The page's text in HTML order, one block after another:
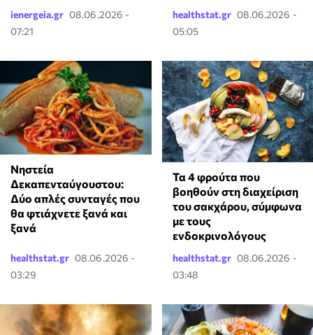
ienergeia.gr 08.06.2026 -
07:21
healthstat.gr 08.06.2026 -
05:05
Νηστεία
Δεκαπενταύγουστου:
Δύο απλές συνταγές που
θα φτιάχνετε ξανά και
ξανά
healthstat.gr 08.06.2026 -
03:29
Τα 4 φρούτα που
βοηθούν στη διαχείριση
του σακχάρου, σύμφωνα
με τους
ενδοκρινολόγους
healthstat.gr 08.06.2026 -
03:48